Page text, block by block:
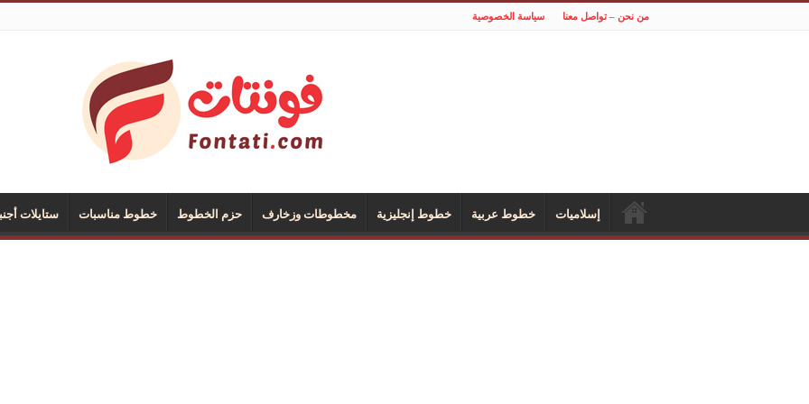
من نحن – تواصل معنا سياسة الخصوصية
إسلاميات خطوط عربية خطوط إنجليزية مخطوطات وزخارف حزم الخطوط خطوط مناسبات ستايلات